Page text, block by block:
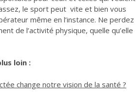
le sport peut vite et bien vous
même en l’instance. Ne perdez
de l’activité physique, quelle qu’elle
loin :
change notre vision de la santé ?